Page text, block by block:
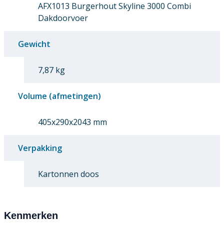
AFX1013 Burgerhout Skyline 3000 Combi
Dakdoorvoer
Gewicht
7,87 kg
Volume (afmetingen)
405x290x2043 mm
Verpakking
Kartonnen doos
Kenmerken